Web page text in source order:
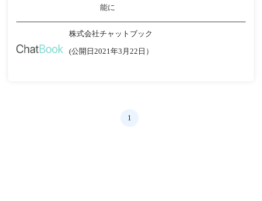
能に
株式会社チャットブック
(公開日2021年3月22日）
1